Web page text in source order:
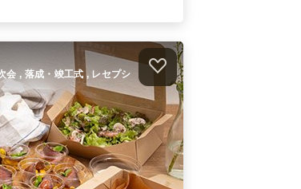
会 , 落成・竣工式 , レセプシ